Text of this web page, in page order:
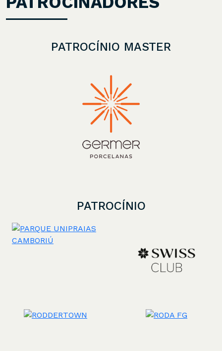
PATROCÍNIO MASTER
PATROCÍNIO